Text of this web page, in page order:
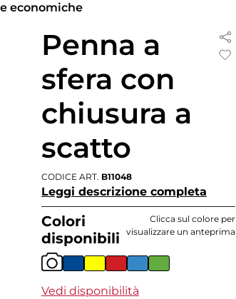
economiche
Penna a
sfera con
chiusura a
scatto
CODICE ART. B11048
Leggi descrizione completa
Colori
disponibili
Clicca sul colore per
visualizzare un anteprima
Vedi disponibilità